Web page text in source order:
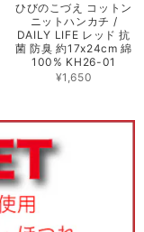
ひびのこづえ コットン
ニットハンカチ /
DAILY LIFE レッド 抗
菌 防臭 約17x24cm 綿
100% KH26-01
¥1,650